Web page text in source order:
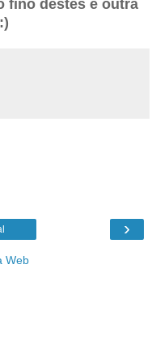
fino destes é outra
›
Web